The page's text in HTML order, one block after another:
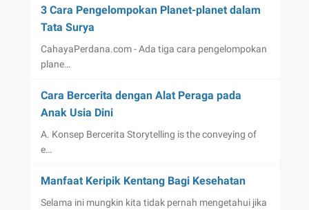
3 Cara Pengelompokan Planet-planet dalam
Tata Surya
CahayaPerdana.com - Ada tiga cara pengelompokan
plane…
Cara Bercerita dengan Alat Peraga pada
Anak Usia Dini
A. Konsep Bercerita Storytelling is the conveying of
e…
Manfaat Keripik Kentang Bagi Kesehatan
Selama ini mungkin kita tidak pernah mengetahui jika